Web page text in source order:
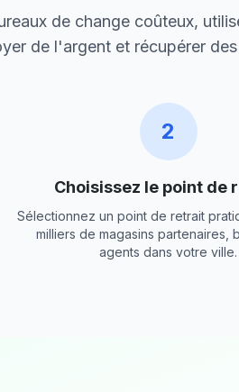
de change coûteux,
de l'argent et récupérer
2
Choisissez le point de
Sélectionnez un point de retrait
milliers de magasins partenaires,
agents dans votre ville.